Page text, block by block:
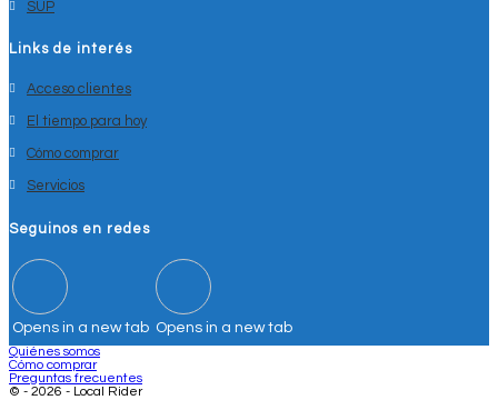
SUP
Links de interés
Acceso clientes
El tiempo para hoy
Cómo comprar
Servicios
Seguinos en redes
Opens in a new tab Opens in a new tab
Quiénes somos
Cómo comprar
Preguntas frecuentes
© - 2026 - Local Rider